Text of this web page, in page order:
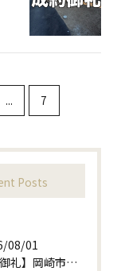
... 7
Posts
08/01
【成約御礼】岡崎市東牧内町の土地が無事にご成約！他社で苦戦中の不動産売却もセンチュリー21W不動産販売にお任せください！